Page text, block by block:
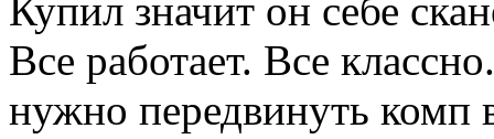
Купил значит он себе
Все работает. Все
нужно передвинуть комп